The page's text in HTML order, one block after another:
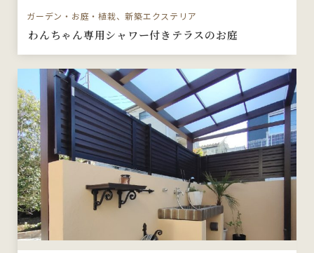
ガーデン・お庭・植栽、新築エクステリア
わんちゃん専用シャワー付きテラスのお庭